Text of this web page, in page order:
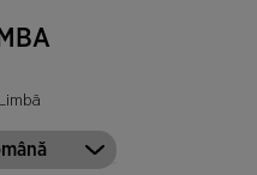
Tricou Cu Mânecă Scurtă
Uniforma A 2-A Brentf...
Limbă